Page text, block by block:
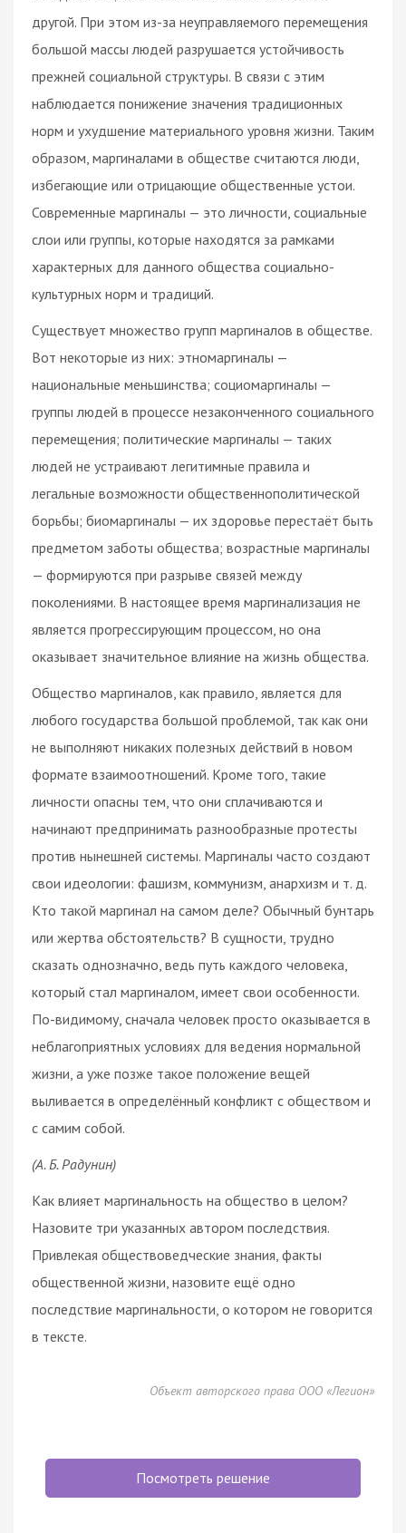
другой. При этом из-за неуправляемого перемещения
большой массы людей разрушается устойчивость
прежней социальной структуры. В связи с этим
наблюдается понижение значения традиционных
норм и ухудшение материального уровня жизни. Таким
образом, маргиналами в обществе считаются люди,
избегающие или отрицающие общественные устои.
Современные маргиналы — это личности, социальные
слои или группы, которые находятся за рамками
характерных для данного общества социально-
культурных норм и традиций.
Существует множество групп маргиналов в обществе.
Вот некоторые из них: этномаргиналы —
национальные меньшинства; социомаргиналы —
группы людей в процессе незаконченного социального
перемещения; политические маргиналы — таких
людей не устраивают легитимные правила и
легальные возможности общественнополитической
борьбы; биомаргиналы — их здоровье перестаёт быть
предметом заботы общества; возрастные маргиналы
— формируются при разрыве связей между
поколениями. В настоящее время маргинализация не
является прогрессирующим процессом, но она
оказывает значительное влияние на жизнь общества.
Общество маргиналов, как правило, является для
любого государства большой проблемой, так как они
не выполняют никаких полезных действий в новом
формате взаимоотношений. Кроме того, такие
личности опасны тем, что они сплачиваются и
начинают предпринимать разнообразные протесты
против нынешней системы. Маргиналы часто создают
свои идеологии: фашизм, коммунизм, анархизм и т. д.
Кто такой маргинал на самом деле? Обычный бунтарь
или жертва обстоятельств? В сущности, трудно
сказать однозначно, ведь путь каждого человека,
который стал маргиналом, имеет свои особенности.
По-видимому, сначала человек просто оказывается в
неблагоприятных условиях для ведения нормальной
жизни, а уже позже такое положение вещей
выливается в определённый конфликт с обществом и
с самим собой.
(А. Б. Радунин)
Как влияет маргинальность на общество в целом?
Назовите три указанных автором последствия.
Привлекая обществоведческие знания, факты
общественной жизни, назовите ещё одно
последствие маргинальности, о котором не говорится
в тексте.
Объект авторского права ООО «Легион»
Посмотреть решение